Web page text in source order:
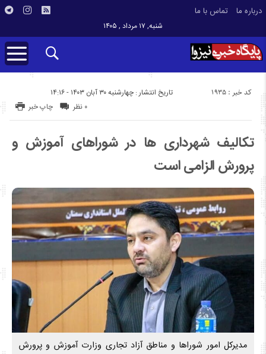
درباره ما تماس با ما
شنبه, ۱۷ مرداد , ۱۴۰۵
تاریخ انتشار : چهارشنبه ۳۰ آبان ۱۴۰۳ - ۱۴:۱۶ کد خبر : 1935
چاپ خبر ۰ نظر
تکالیف شهرداری ها در شوراهای آموزش و
پرورش الزامی است
مدیرکل امور شوراها و مناطق آزاد تجاری وزارت آموزش و پرورش